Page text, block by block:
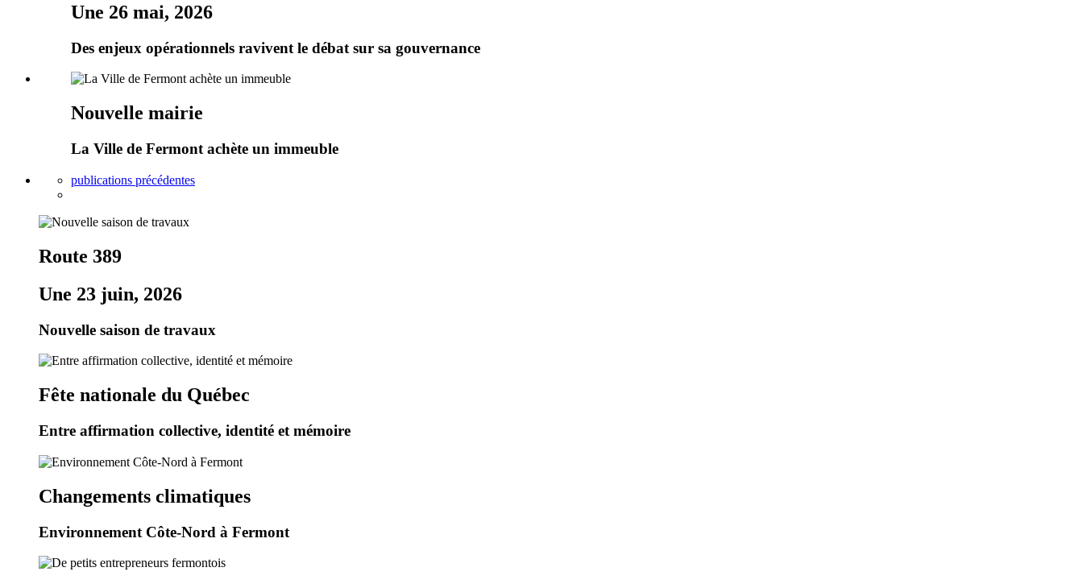
Une 26 mai, 2026
Des enjeux opérationnels ravivent le débat sur sa gouvernance
Nouvelle mairie
La Ville de Fermont achète un immeuble
publications précédentes
Route 389
Une 23 juin, 2026
Nouvelle saison de travaux
Fête nationale du Québec
Entre affirmation collective, identité et mémoire
Changements climatiques
Environnement Côte-Nord à Fermont